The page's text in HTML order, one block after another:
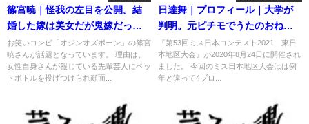
篠宮暁｜怪我の左目を公開。結
婚した嫁は美女だが鬼嫁だっ
た！
お笑いコンビ「オジンオズボーン」の篠宮
暁さんが話題となっています。 理由は、
女性自身さんが報じている先輩芸人にペッ
トボトルを投げつけられ顔面...
日達舞｜プロフィール｜大学が
判明。元ピチモでうたのおねえ
さん。
『第53回ミス日本コンテスト2021 東日
本地区大会』が2020年8月24日に開催され
ました。 今回のミス日本地区大会はは例
年と違って4ブロ...